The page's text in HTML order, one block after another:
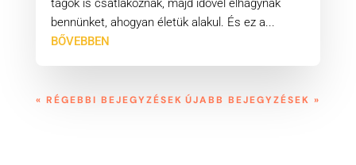
tagok is csatlakoznak, majd idővel elhagynak
bennünket, ahogyan életük alakul. És ez a...
BŐVEBBEN
« RÉGEBBI BEJEGYZÉSEK ÚJABB BEJEGYZÉSEK »